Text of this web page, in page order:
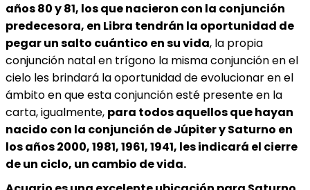
años 80 y 81, los que nacieron con la conjunción
predecesora, en Libra tendrán la oportunidad de
pegar un salto cuántico en su vida, la propia
conjunción natal en trígono la misma conjunción en el
cielo les brindará la oportunidad de evolucionar en el
ámbito en que esta conjunción esté presente en la
carta, igualmente, para todos aquellos que hayan
nacido con la conjunción de Júpiter y Saturno en
los años 2000, 1981, 1961, 1941, les indicará el cierre
de un ciclo, un cambio de vida.